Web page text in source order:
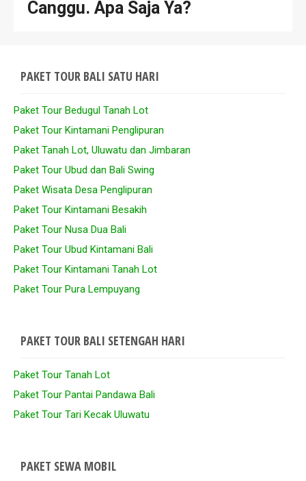
Canggu. Apa Saja Ya?
PAKET TOUR BALI SATU HARI
Paket Tour Bedugul Tanah Lot
Paket Tour Kintamani Penglipuran
Paket Tanah Lot, Uluwatu dan Jimbaran
Paket Tour Ubud dan Bali Swing
Paket Wisata Desa Penglipuran
Paket Tour Kintamani Besakih
Paket Tour Nusa Dua Bali
Paket Tour Ubud Kintamani Bali
Paket Tour Kintamani Tanah Lot
Paket Tour Pura Lempuyang
PAKET TOUR BALI SETENGAH HARI
Paket Tour Tanah Lot
Paket Tour Pantai Pandawa Bali
Paket Tour Tari Kecak Uluwatu
PAKET SEWA MOBIL